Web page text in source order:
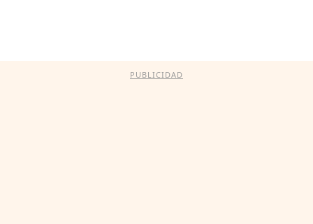
PUBLICIDAD